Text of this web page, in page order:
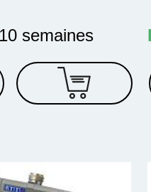
semaines